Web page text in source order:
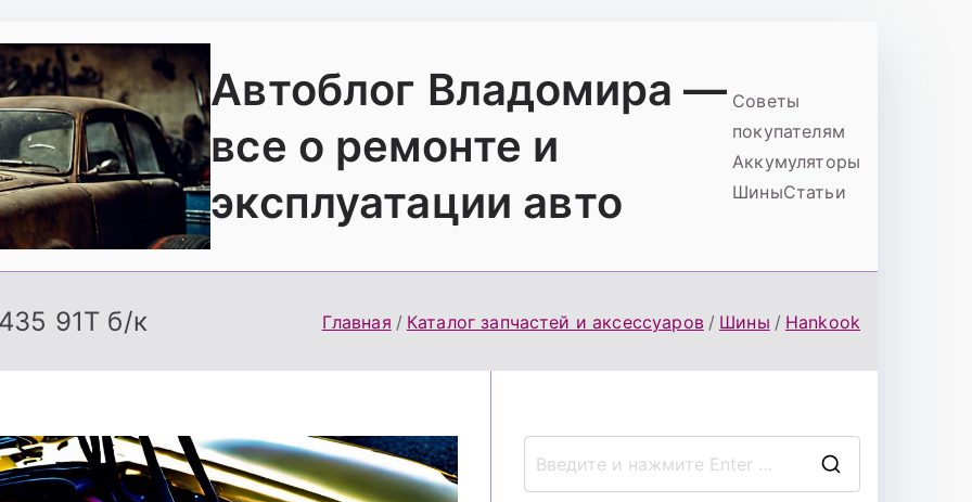
Автоблог Владомира —
все о ремонте и
эксплуатации авто
Советы
покупателям
Аккумуляторы
ШиныСтатьи
91Т б/к Главная Каталог запчастей и аксессуаров Шины Hankook